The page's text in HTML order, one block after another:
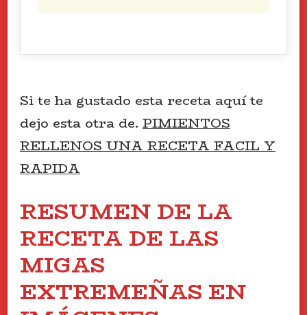
Si te ha gustado esta receta aquí te
dejo esta otra de. PIMIENTOS
RELLENOS UNA RECETA FACIL Y
RAPIDA
RESUMEN DE LA
RECETA DE LAS
MIGAS
EXTREMEÑAS EN